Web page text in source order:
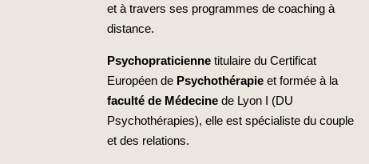
et à travers ses programmes de coaching à
distance.
Psychopraticienne titulaire du Certificat
Européen de Psychothérapie et formée à la
faculté de Médecine de Lyon I (DU
Psychothérapies), elle est spécialiste du couple
et des relations.